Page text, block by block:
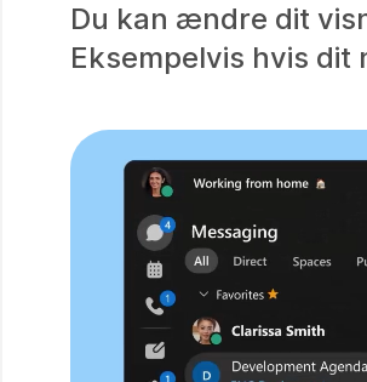
Du kan ændre dit
Eksempelvis hvis dit